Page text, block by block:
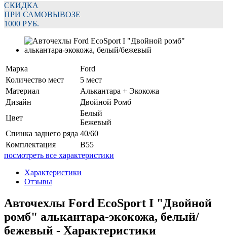
СКИДКА
ПРИ САМОВЫВОЗЕ
1000 РУБ.
Марка
Ford
Количество мест
5 мест
Материал
Алькантара + Экокожа
Дизайн
Двойной Ромб
Цвет
Белый
Бежевый
Спинка заднего ряда 40/60
Комплектация
B55
посмотреть все характеристики
Характеристики
Отзывы
Авточехлы Ford EcoSport I "Двойной
ромб" алькантара-экокожа, белый/
бежевый - Характеристики